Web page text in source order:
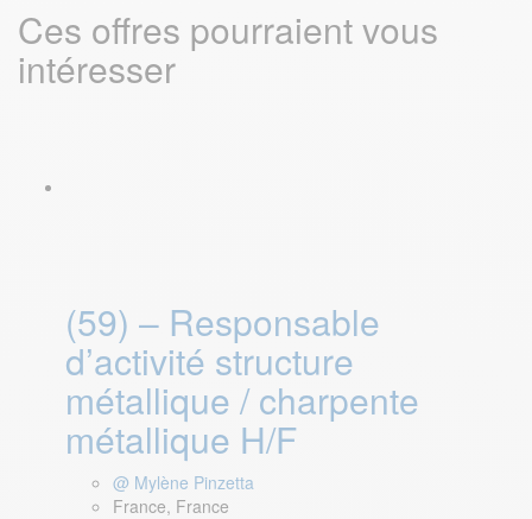
Ces offres pourraient vous
intéresser
(59) – Responsable
d’activité structure
métallique / charpente
métallique H/F
@ Mylène Pinzetta
France, France